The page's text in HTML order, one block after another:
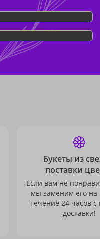
Букеты из
поставки
Если вам не
мы заменим его на
течение 24 часов с
доставки!